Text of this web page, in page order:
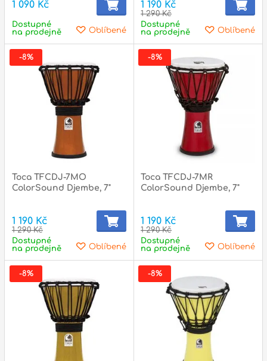
1 090 Kč
Oblíbené
Dostupné
na prodejně
1 190 Kč
1 290 Kč
Oblíbené
Dostupné
na prodejně
Toca TFCDJ-7MO
ColorSound Djembe, 7"
1 190 Kč
1 290 Kč
Oblíbené
Dostupné
na prodejně
-8%
Toca TFCDJ-7MR
ColorSound Djembe, 7"
1 190 Kč
1 290 Kč
Oblíbené
Dostupné
na prodejně
-8%
-8% -8%